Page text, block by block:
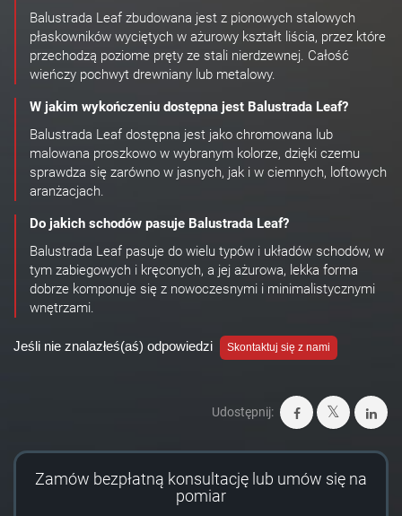
Balustrada Leaf zbudowana jest z pionowych stalowych
płaskowników wyciętych w ażurowy kształt liścia, przez które
przechodzą poziome pręty ze stali nierdzewnej. Całość
wieńczy pochwyt drewniany lub metalowy.
W jakim wykończeniu dostępna jest Balustrada Leaf?
Balustrada Leaf dostępna jest jako chromowana lub
malowana proszkowo w wybranym kolorze, dzięki czemu
sprawdza się zarówno w jasnych, jak i w ciemnych, loftowych
aranżacjach.
Do jakich schodów pasuje Balustrada Leaf?
Balustrada Leaf pasuje do wielu typów i układów schodów, w
tym zabiegowych i kręconych, a jej ażurowa, lekka forma
dobrze komponuje się z nowoczesnymi i minimalistycznymi
wnętrzami.
Jeśli nie znalazłeś(aś) odpowiedzi Skontaktuj się z nami
Udostępnij:
Zamów bezpłatną konsultację lub umów się na
pomiar